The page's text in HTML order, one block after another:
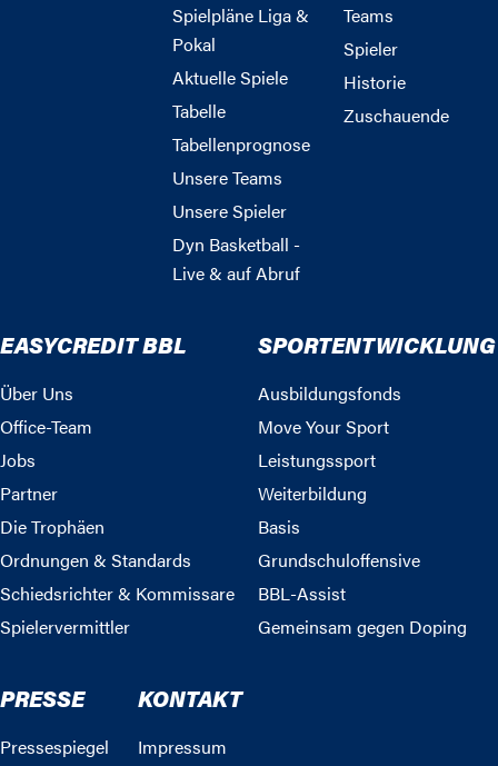
Spielpläne Liga &
Pokal
Aktuelle Spiele
Tabelle
Tabellenprognose
Unsere Teams
Unsere Spieler
Dyn Basketball -
Live & auf Abruf
Teams
Spieler
Historie
Zuschauende
EASYCREDIT BBL
Über Uns
Office-Team
Jobs
Partner
Die Trophäen
Ordnungen & Standards
Schiedsrichter & Kommissare
Spielervermittler
SPORTENTWICKLUNG
Ausbildungsfonds
Move Your Sport
Leistungssport
Weiterbildung
Basis
Grundschuloffensive
BBL-Assist
Gemeinsam gegen Doping
PRESSE
Pressespiegel
KONTAKT
Impressum